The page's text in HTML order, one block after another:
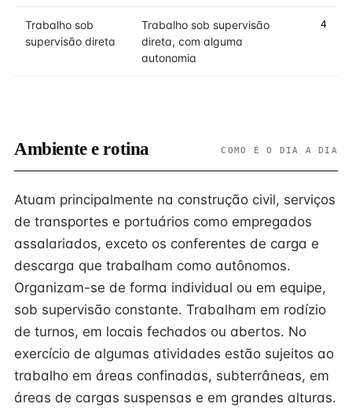
Trabalho sob
supervisão direta
Trabalho sob supervisão
direta, com alguma
autonomia
4
Ambiente e rotina COMO É O DIA A DIA
Atuam principalmente na construção civil, serviços
de transportes e portuários como empregados
assalariados, exceto os conferentes de carga e
descarga que trabalham como autônomos.
Organizam-se de forma individual ou em equipe,
sob supervisão constante. Trabalham em rodízio
de turnos, em locais fechados ou abertos. No
exercício de algumas atividades estão sujeitos ao
trabalho em áreas confinadas, subterrâneas, em
áreas de cargas suspensas e em grandes alturas.